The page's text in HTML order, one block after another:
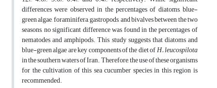
differences were observed in the percentages of diatoms, blue-
green algae, foraminifera, gastropods, and bivalves between the two
seasons, no significant difference was found in the percentages of
nematodes and amphipods. This study suggests that diatoms and
blue-green algae are key components of the diet ofH. leucospilota
in the southern waters of Iran. Therefore, the use of these organisms
for the cultivation of this sea cucumber species in this region is
recommended.